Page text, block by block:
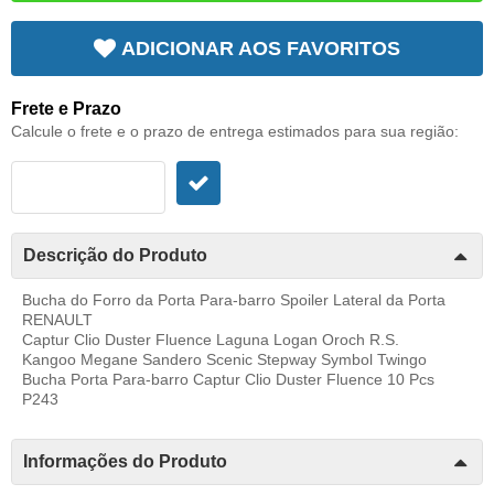
ADICIONAR AOS FAVORITOS
Frete e Prazo
Calcule o frete e o prazo de entrega estimados para sua região:
Descrição do Produto
Bucha do Forro da Porta Para-barro Spoiler Lateral da Porta
RENAULT
Captur Clio Duster Fluence Laguna Logan Oroch R.S.
Kangoo Megane Sandero Scenic Stepway Symbol Twingo
Bucha Porta Para-barro Captur Clio Duster Fluence 10 Pcs
P243
Informações do Produto